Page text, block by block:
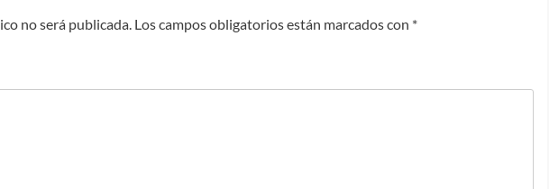
no será publicada. Los campos obligatorios están marcados con *